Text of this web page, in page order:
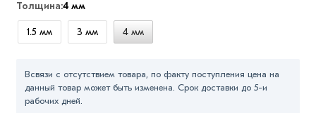
Толщина:4 мм
1.5 мм 3 мм 4 мм
Всвязи с отсутствием товара, по факту поступления цена на
данный товар может быть изменена. Срок доставки до 5-и
рабочих дней.